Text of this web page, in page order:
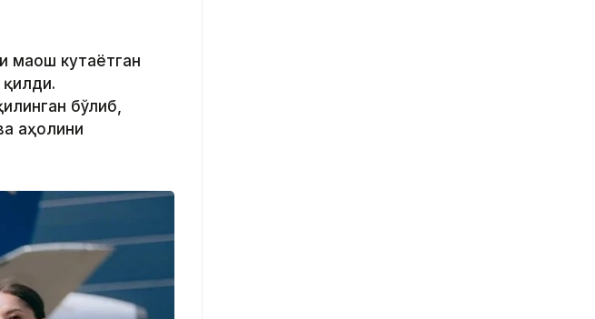
маош кутаётган
бўлиб,
аҳолини